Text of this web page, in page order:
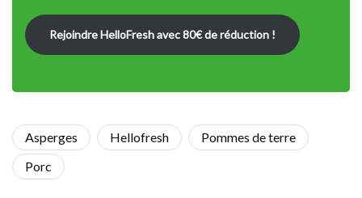
Rejoindre HelloFresh avec 80€ de réduction !
Asperges Hellofresh
Pommes de terre
Porc